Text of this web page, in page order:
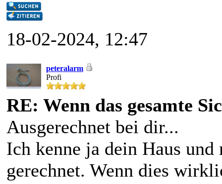
18-02-2024, 12:47
peteralarm
Profi
RE: Wenn das gesamte
Ausgerechnet bei dir...
Ich kenne ja dein Haus
gerechnet. Wenn dies